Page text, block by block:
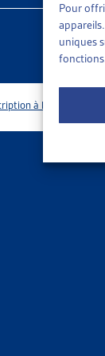
Pour
uniques
à la Newsletter